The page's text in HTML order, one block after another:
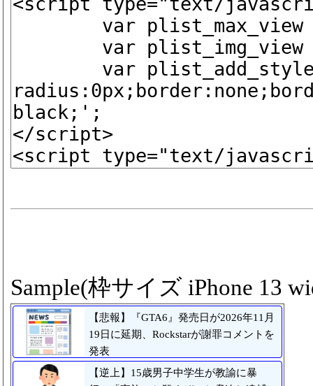
Sample(枠サイズ iPhone 13
【悲報】『GTA6』発売日が2026年11月
19日に延期、Rockstarが謝罪コメントを
発表
【逆上】15歳男子中学生が教諭に暴